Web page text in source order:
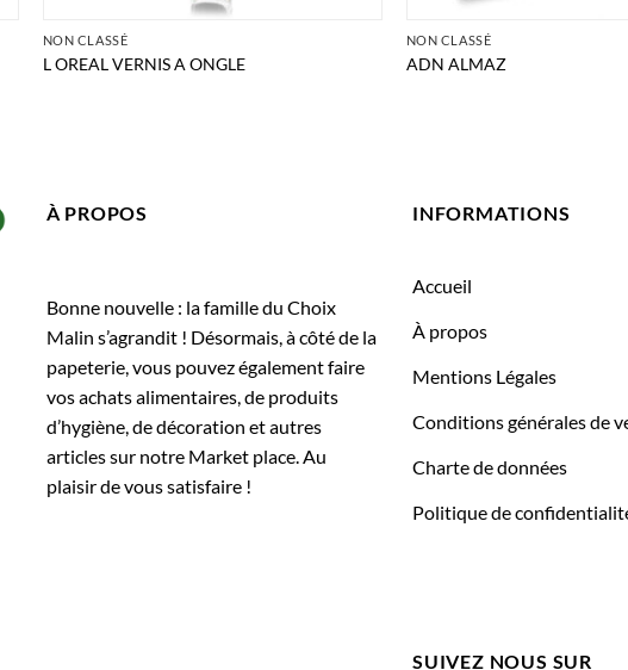
NON CLASSÉ
L OREAL VERNIS A ONGLE
NON CLASSÉ
ADN ALMAZ
À PROPOS
Bonne nouvelle : la famille du Choix
Malin s’agrandit ! Désormais, à côté de la
papeterie, vous pouvez également faire
vos achats alimentaires, de produits
d’hygiène, de décoration et autres
articles sur notre Market place. Au
plaisir de vous satisfaire !
INFORMATIONS
Accueil
À propos
Mentions Légales
Conditions générales de
Charte de données
Politique de
SUIVEZ NOUS SUR